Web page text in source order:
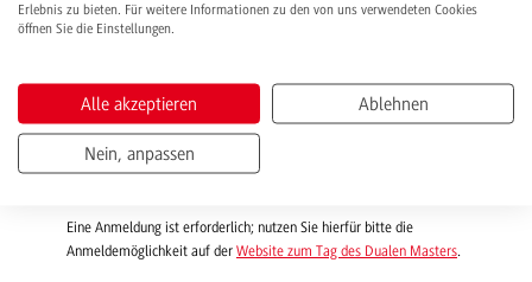
DHBW CAS abläuft, berichten Alumni aus erster Hand. Außerdem
warten Snacks und die ein oder andere Challenge, bei der Preise
Wann?Dienstag, den 11. März 2025, 16:00 – 19:00 Uhr
Wo?E-Gebäude, Hans-Thoma-Straße 51, 68163 Mannheim
Was?Spannende Vorträge, Alumni-Stand der DHBW Mannheim,
Marktplatzstände und eine Master-Challenge
Eine Anmeldung ist erforderlich; nutzen Sie hierfür bitte die
Anmeldemöglichkeit auf der Website zum Tag des Dualen Masters.
Erlebnis zu bieten. Für weitere Informationen zu den von uns verwendeten Cookies
öffnen Sie die Einstellungen.
Alle akzeptieren Ablehnen
Nein, anpassen